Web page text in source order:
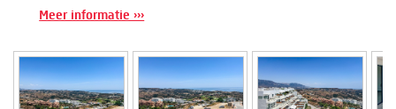
Meer informatie ›››